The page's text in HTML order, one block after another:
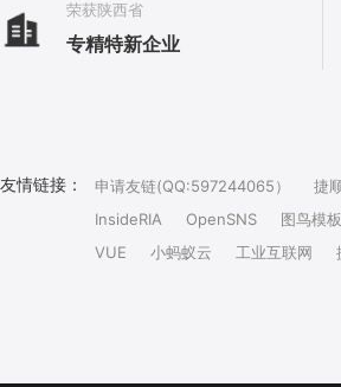
荣获陕西省
专精特新企业
友情链接： 申请友链(QQ:597244065） 捷
InsideRIA
OpenSNS 图鸟模板
VUE
小蚂蚁云 工业互联网